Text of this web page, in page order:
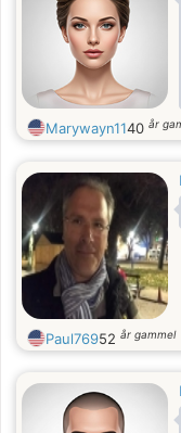
Marywayn1140 år
Paul76952 år gammel